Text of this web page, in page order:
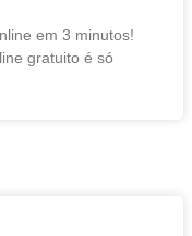
em 3 minutos!
gratuito é só